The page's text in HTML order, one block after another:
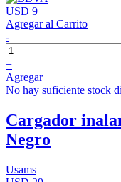
USD 9
Agregar al Carrito
-
+
Agregar
No hay suficiente stock
Cargador
Negro
Usams